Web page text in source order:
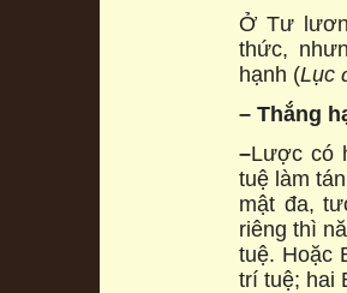
Ở Tư
thức,
hạnh (Lục
– Thắng
–Lược có
tuệ làm
mật đa,
riêng thì
tuệ. Hoặc
trí tuệ; hai